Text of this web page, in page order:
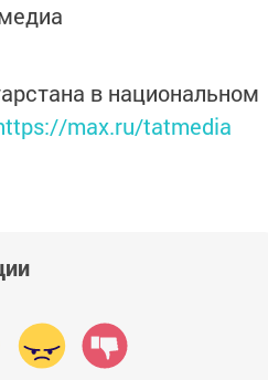
в национальном
max.ru/tatmedia